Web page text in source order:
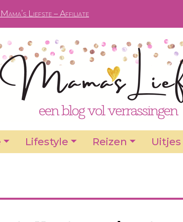
Liefste – Affiliate
Lifestyle Reizen Uitjes